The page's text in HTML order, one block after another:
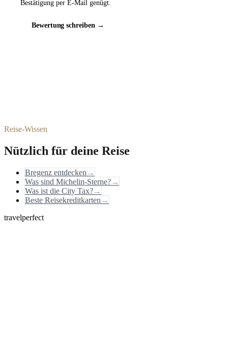
Bestätigung per E-Mail genügt.
Bewertung schreiben →
Reise-Wissen
Nützlich für deine Reise
Bregenz entdecken →
Was sind Michelin-Sterne?→
Was ist die City Tax?→
Beste Reisekreditkarten →
travelperfect